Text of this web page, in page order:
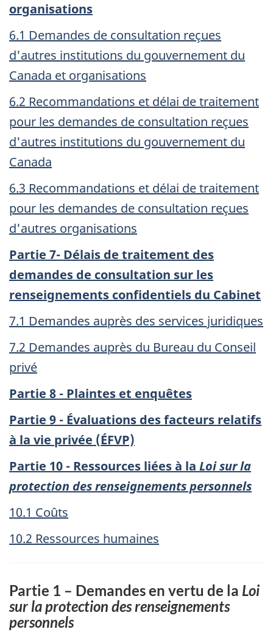
organisations
6.1 Demandes de consultation reçues
d'autres institutions du gouvernement du
Canada et organisations
6.2 Recommandations et délai de traitement
pour les demandes de consultation reçues
d'autres institutions du gouvernement du
Canada
6.3 Recommandations et délai de traitement
pour les demandes de consultation reçues
d'autres organisations
Partie 7- Délais de traitement des
demandes de consultation sur les
renseignements confidentiels du Cabinet
7.1 Demandes auprès des services juridiques
7.2 Demandes auprès du Bureau du Conseil
privé
Partie 8 - Plaintes et enquêtes
Partie 9 - Évaluations des facteurs relatifs
à la vie privée (ÉFVP)
Partie 10 - Ressources liées à la Loi sur la
protection des renseignements personnels
10.1 Coûts
10.2 Ressources humaines
Partie 1 – Demandes en vertu de la Loi
sur la protection des renseignements
personnels